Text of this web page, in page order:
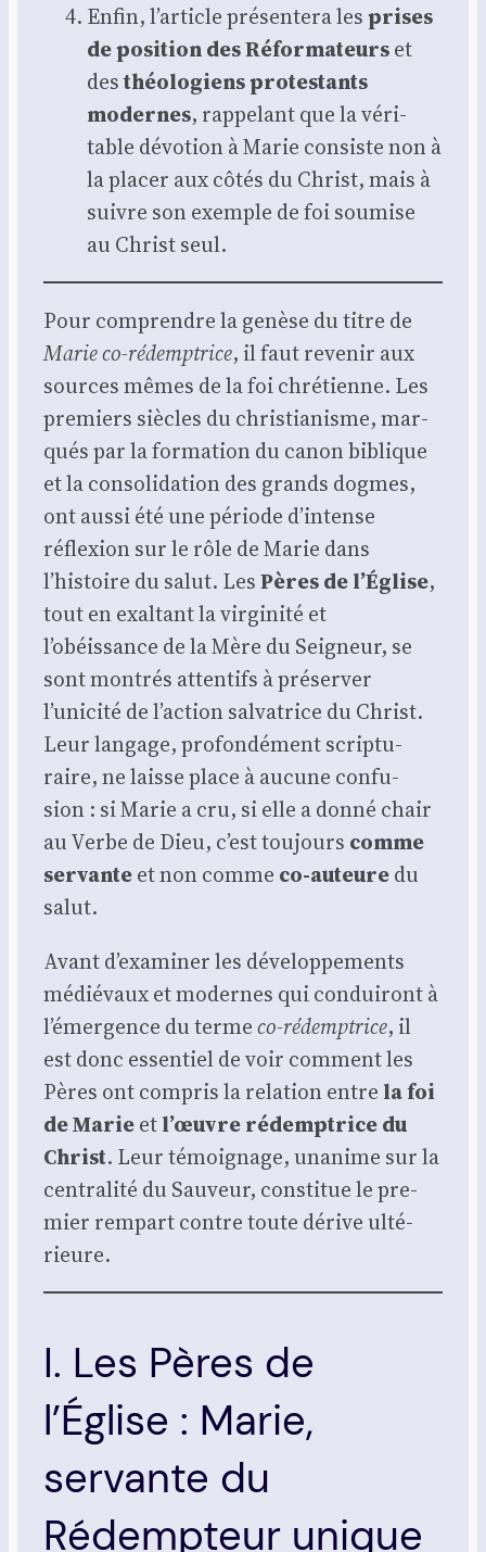
Enfin, l’article pré­sen­te­ra lesprises
de posi­tion des Réfor­ma­teurset
desthéo­lo­giens pro­tes­tants
modernes, rap­pe­lant que la véri­
table dévo­tion à Marie consiste non à
la pla­cer aux côtés du Christ, mais à
suivre son exemple de foi sou­mise
au Christ seul.
Pour com­prendre la genèse du titre de
Marie co-rédemp­trice, il faut reve­nir aux
sources mêmes de la foi chré­tienne. Les
pre­miers siècles du chris­tia­nisme, mar­
qués par la for­ma­tion du canon biblique
et la conso­li­da­tion des grands dogmes,
ont aus­si été une période d’intense
réflexion sur le rôle de Marie dans
l’histoire du salut. LesPères de l’Église,
tout en exal­tant la vir­gi­ni­té et
l’obéissance de la Mère du Sei­gneur, se
sont mon­trés atten­tifs à pré­ser­ver
l’unicité de l’action sal­va­trice du Christ.
Leur lan­gage, pro­fon­dé­ment scrip­tu­
raire, ne laisse place à aucune confu­
sion : si Marie a cru, si elle a don­né chair
au Verbe de Dieu, c’est tou­jours comme
ser­vanteet non comme co-auteuredu
salut.
Avant d’examiner les déve­lop­pe­ments
médié­vaux et modernes qui condui­ront à
l’émergence du termeco-rédemp­trice, il
est donc essen­tiel de voir com­ment les
Pères ont com­pris la rela­tion entre la foi
de Marieetl’œuvre rédemp­trice du
Christ. Leur témoi­gnage, una­nime sur la
cen­tra­li­té du Sau­veur, consti­tue le pre­
mier rem­part contre toute dérive ulté­
rieure.
I. Les Pères de
l’Église : Marie,
servante du
Rédempteur unique